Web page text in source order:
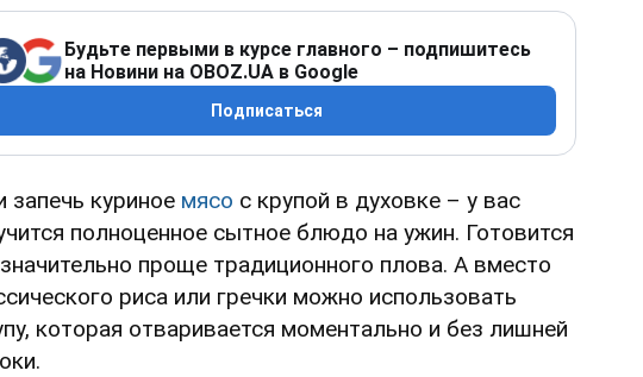
Будьте первыми в курсе главного – подпишитесь
на Новини на OBOZ.UA в Google
Подписаться
запечь куриное мясо с крупой в духовке – у вас
полноценное сытное блюдо на ужин. Готовится
проще традиционного плова. А вместо
риса или гречки можно использовать
которая отваривается моментально и без лишней